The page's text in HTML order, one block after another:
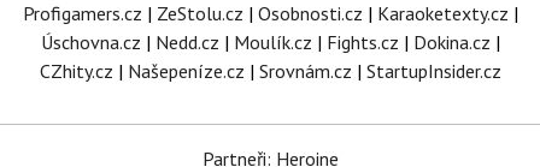
Profigamers.cz | ZeStolu.cz | Osobnosti.cz | Karaoketexty.cz |
Úschovna.cz | Nedd.cz | Moulík.cz | Fights.cz | Dokina.cz |
CZhity.cz | Našepeníze.cz | Srovnám.cz | StartupInsider.cz
Partneři: Heroine